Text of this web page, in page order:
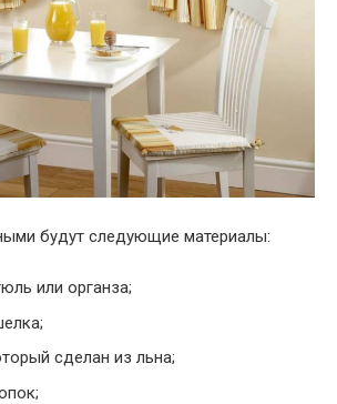
будут следующие материалы:
или органза;
сделан из льна;